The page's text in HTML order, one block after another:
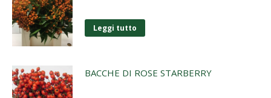
Leggi tutto
BACCHE DI ROSE STARBERRY